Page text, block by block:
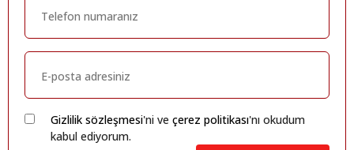
Gizlilik sözleşmesi'ni ve çerez politikası'nı okudum
kabul ediyorum.